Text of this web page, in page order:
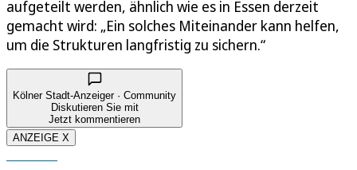
aufgeteilt werden, ähnlich wie es in Essen derzeit
gemacht wird: „Ein solches Miteinander kann helfen,
um die Strukturen langfristig zu sichern.“
Kölner Stadt-Anzeiger · Community
Diskutieren Sie mit
Jetzt kommentieren
ANZEIGE X